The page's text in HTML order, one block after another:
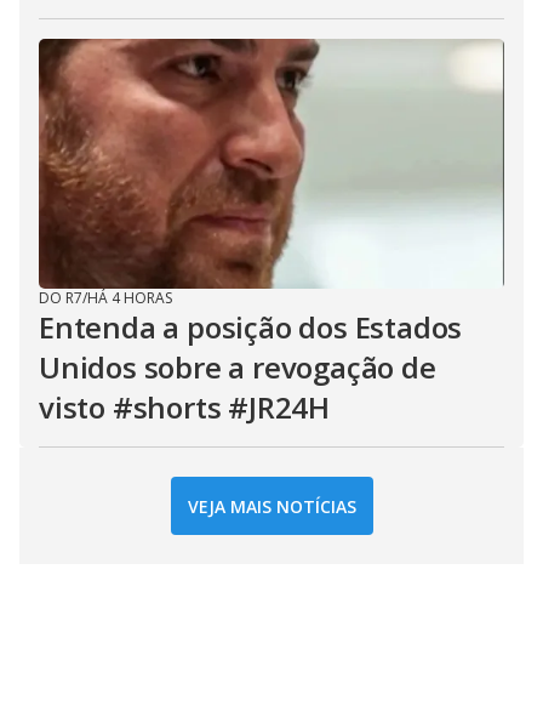
DO R7/HÁ 4 HORAS
Entenda a posição dos Estados
Unidos sobre a revogação de
visto #shorts #JR24H
VEJA MAIS NOTÍCIAS